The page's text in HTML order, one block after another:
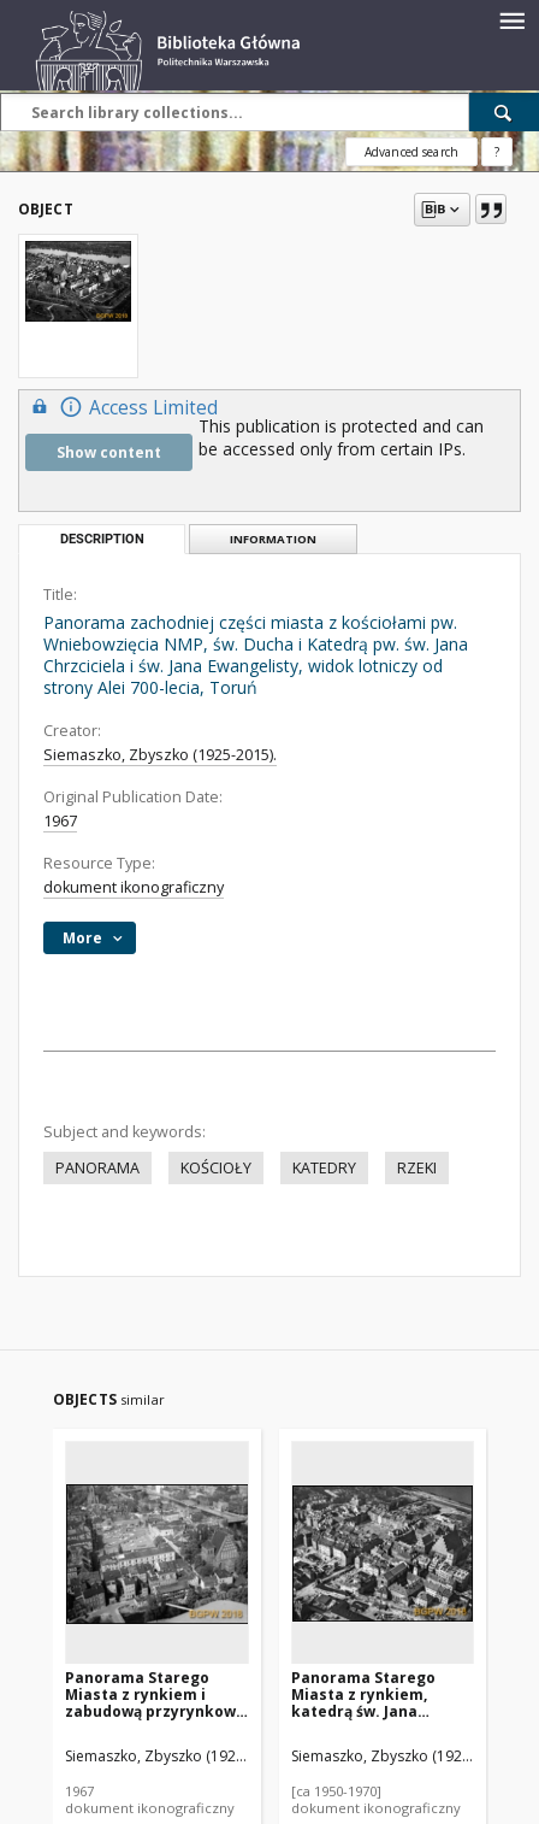
Advanced search ?
OBJECT
Access Limited
Show content
This publication is protected and can
be accessed only from certain IPs.
DESCRIPTION INFORMATION
Title:
Panorama zachodniej części miasta z kościołami pw.
Wniebowzięcia NMP, św. Ducha i Katedrą pw. św. Jana
Chrzciciela i św. Jana Ewangelisty, widok lotniczy od
strony Alei 700-lecia, Toruń
Creator:
Siemaszko, Zbyszko (1925-2015).
Original Publication Date:
1967
Resource Type:
dokument ikonograficzny
More
Subject and keywords:
PANORAMA
KOŚCIOŁY KATEDRY RZEKI
OBJECTS similar
Panorama Starego
Miasta z rynkiem i
zabudową przyrynkową
Marcina i Mikołaja oraz
fragmentem rzeki Brdy
lotniczy od strony
zachodniej w kierunku
Siemaszko, Zbyszko (1925-2015).
1967
dokument ikonograficzny
Panorama Starego
Miasta z rynkiem,
katedrą św. Jana
Matki Bożej Łaskawej i
kościolem św. Marcina
widok lotniczy od
strony ulicy Podwale w
Siemaszko, Zbyszko (1925-2015).
[ca 1950-1970]
dokument ikonograficzny